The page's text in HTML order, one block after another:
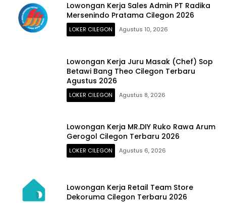
Lowongan Kerja Sales Admin PT Radika
Mersenindo Pratama Cilegon 2026
LOKER CILEGON Agustus 10, 2026
Lowongan Kerja Juru Masak (Chef) Sop
Betawi Bang Theo Cilegon Terbaru
Agustus 2026
LOKER CILEGON Agustus 8, 2026
Lowongan Kerja MR.DIY Ruko Rawa Arum
Gerogol Cilegon Terbaru 2026
LOKER CILEGON Agustus 6, 2026
Lowongan Kerja Retail Team Store
Dekoruma Cilegon Terbaru 2026